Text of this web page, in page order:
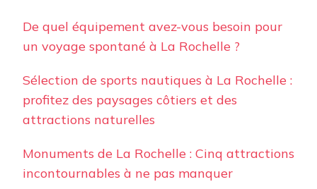
De quel équipement avez-vous besoin pour
un voyage spontané à La Rochelle ?
Sélection de sports nautiques à La Rochelle :
profitez des paysages côtiers et des
attractions naturelles
Monuments de La Rochelle : Cinq attractions
incontournables à ne pas manquer